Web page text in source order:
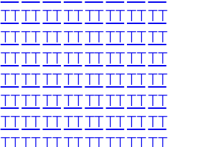
TTTTTTTTTTTTTTTT
TTTTTTTTTTTTTTTT
TTTTTTTTTTTTTTTT
TTTTTTTTTTTTTTTT
TTTTTTTTTTTTTTTT
TTTTTTTTTTTTTTTT